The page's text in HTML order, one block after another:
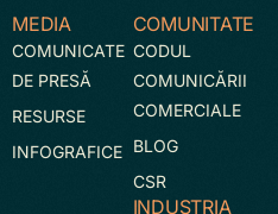
MEDIA
COMUNICATE
DE PRESĂ
RESURSE
INFOGRAFICE
COMUNITATE
CODUL
COMUNICĂRII
COMERCIALE
BLOG
CSR
INDUSTRIA